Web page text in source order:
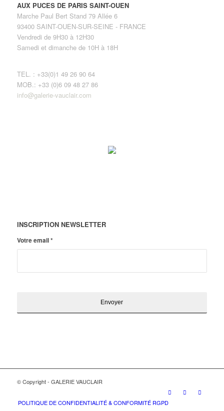
AUX PUCES DE PARIS SAINT-OUEN
Marche Paul Bert Stand 79 Allée 6
93400 SAINT-OUEN-SUR-SEINE - FRANCE
Vendredi de 9H30 à 12H30
Samedi et dimanche de 10H à 18H
TEL. : +33(0)1 49 26 90 64
MOB.: +33 (0)6 09 48 27 86
info@galerie-vauclair.com
INSCRIPTION NEWSLETTER
Votre email*
© Copyright - GALERIE VAUCLAIR
POLITIQUE DE CONFIDENTIALITÉ & CONFORMITÉ RGPD